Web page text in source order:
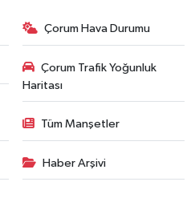
Çorum Hava Durumu
Çorum Trafik Yoğunluk
Haritası
Tüm Manşetler
Haber Arşivi